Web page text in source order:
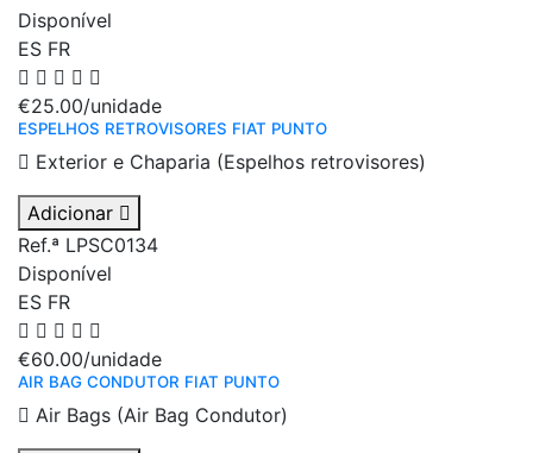
Disponível
ES FR
€25.00/unidade
ESPELHOS RETROVISORES FIAT PUNTO
Exterior e Chaparia (Espelhos retrovisores)
Adicionar
Ref.ª LPSC0134
Disponível
ES FR
€60.00/unidade
AIR BAG CONDUTOR FIAT PUNTO
Air Bags (Air Bag Condutor)